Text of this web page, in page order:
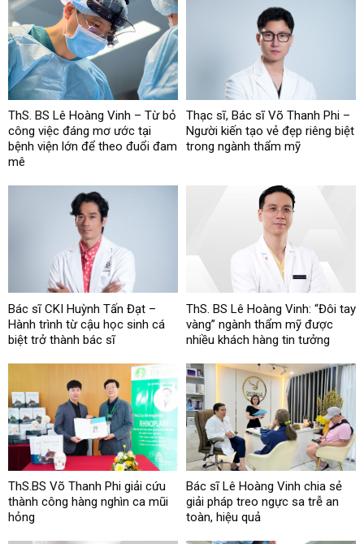
ThS. BS Lê Hoàng Vinh – Từ bỏ
công việc đáng mơ ước tại
bệnh viện lớn để theo đuổi đam
mê
Thạc sĩ, Bác sĩ Võ Thanh Phi –
Người kiến tạo vẻ đẹp riêng biệt
trong ngành thẩm mỹ
Bác sĩ CKI Huỳnh Tấn Đạt –
Hành trình từ cậu học sinh cá
biệt trở thành bác sĩ
ThS. BS Lê Hoàng Vinh: “Đôi tay
vàng” ngành thẩm mỹ được
nhiều khách hàng tin tưởng
ThS.BS Võ Thanh Phi giải cứu
thành công hàng nghìn ca mũi
hỏng
Bác sĩ Lê Hoàng Vinh chia sẻ
giải pháp treo ngực sa trễ an
toàn, hiệu quả